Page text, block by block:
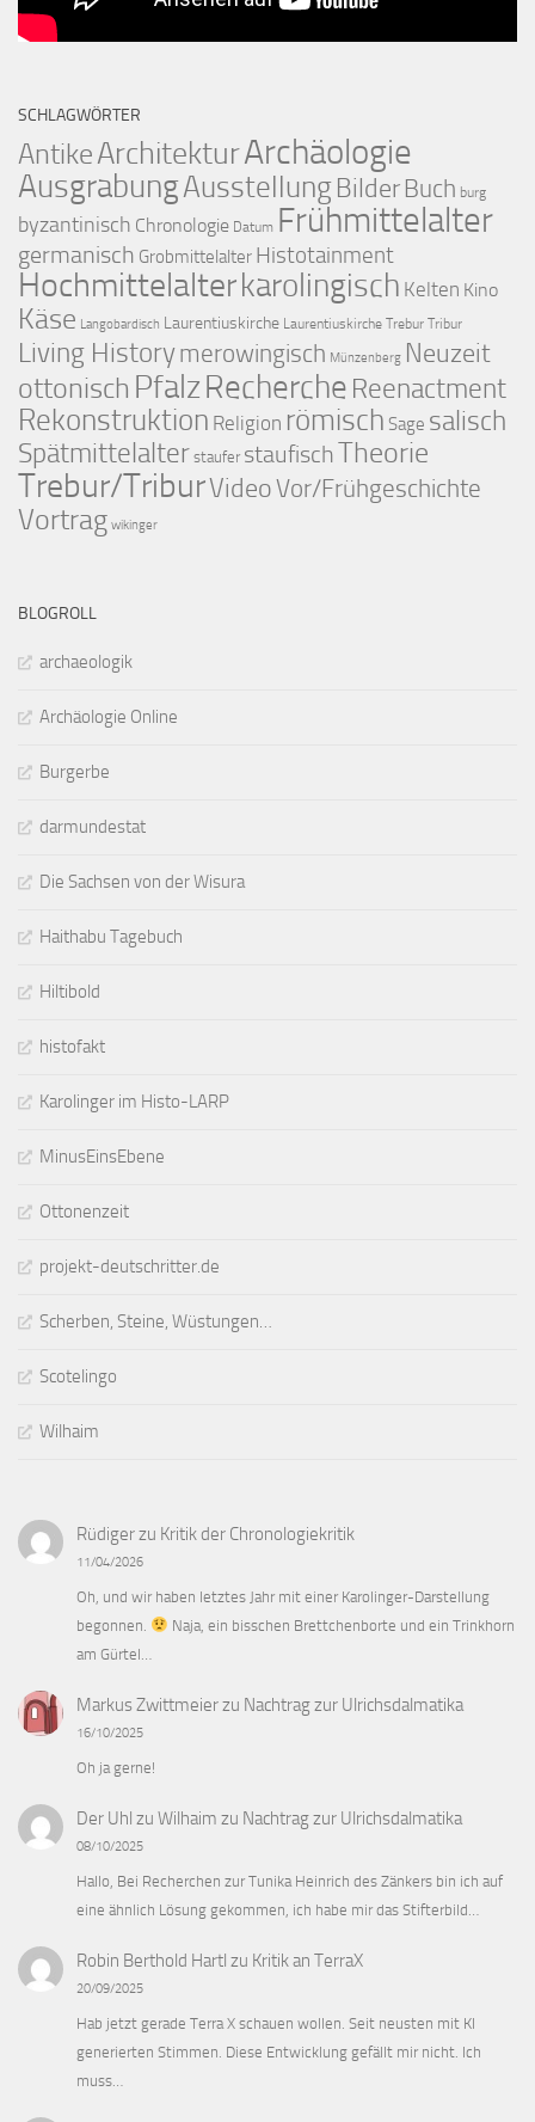
SCHLAGWÖRTER
AntikeArchitekturArchäologie
AusgrabungAusstellungBilder Buch burg
byzantinisch Chronologie Datum Frühmittelalter
germanisch Grobmittelalter Histotainment
Hochmittelalterkarolingisch Kelten Kino
Käse Langobardisch Laurentiuskirche Laurentiuskirche Trebur Tribur
Living Historymerowingisch Münzenberg Neuzeit
ottonisch PfalzRecherche Reenactment
Rekonstruktion Religion römisch Sage salisch
Spätmittelalter staufer staufischTheorie
Trebur/TriburVideoVor/Frühgeschichte
Vortrag wikinger
BLOGROLL
archaeologik
Archäologie Online
Burgerbe
darmundestat
Die Sachsen von der Wisura
Haithabu Tagebuch
Hiltibold
histofakt
Karolinger im Histo-LARP
MinusEinsEbene
Ottonenzeit
projekt-deutschritter.de
Scherben, Steine, Wüstungen…
Scotelingo
Wilhaim
Rüdigerzu Kritik der Chronologiekritik
11/04/2026
Oh, und wir haben letztes Jahr mit einer Karolinger-Darstellung
begonnen.
Naja, ein bisschen Brettchenborte und ein Trinkhorn
am Gürtel…
Markus Zwittmeierzu Nachtrag zur Ulrichsdalmatika
16/10/2025
Oh ja gerne!
Der Uhl zu Wilhaim zu Nachtrag zur Ulrichsdalmatika
08/10/2025
Hallo, Bei Recherchen zur Tunika Heinrich des Zänkers bin ich auf
eine ähnlich Lösung gekommen, ich habe mir das Stifterbild…
Robin Berthold Hartl zu Kritik an TerraX
20/09/2025
Hab jetzt gerade Terra X schauen wollen. Seit neusten mit KI
generierten Stimmen. Diese Entwicklung gefällt mir nicht. Ich
muss…